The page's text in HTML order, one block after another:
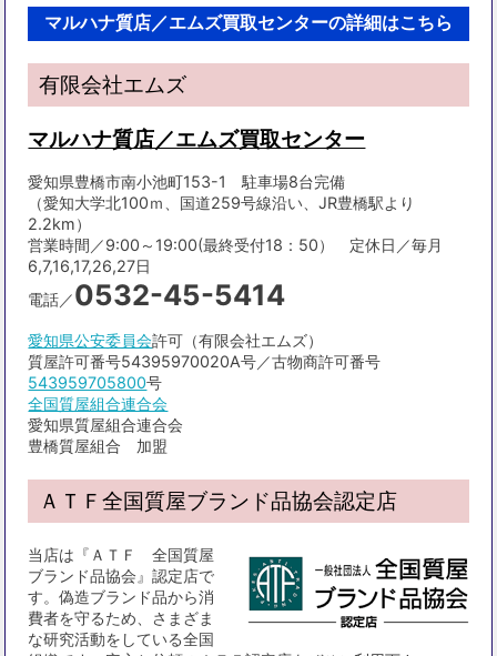
マルハナ質店／エムズ買取センターの詳細はこちら
有限会社エムズ
マルハナ質店／エムズ買取センター
愛知県豊橋市南小池町153-1 駐車場8台完備
（愛知大学北100ｍ、国道259号線沿い、JR豊橋駅より
2.2km）
営業時間／9:00～19:00(最終受付18：50） 定休日／毎月
6,7,16,17,26,27日
電話／0532-45-5414
愛知県公安委員会許可（有限会社エムズ）
質屋許可番号54395970020A号／古物商許可番号
543959705800号
全国質屋組合連合会
愛知県質屋組合連合会
豊橋質屋組合 加盟
ＡＴＦ全国質屋ブランド品協会認定店
当店は『ＡＴＦ 全国質屋
ブランド品協会』認定店で
す。偽造ブランド品から消
費者を守るため、さまざま
な研究活動をしている全国